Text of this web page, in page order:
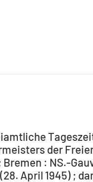
der
: NS.-
April 1945) ;